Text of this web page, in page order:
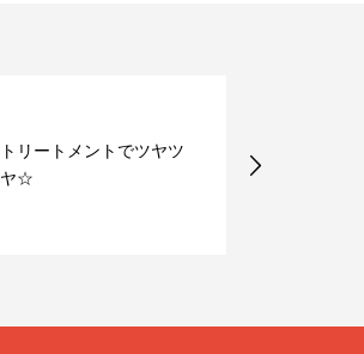
トリートメントでツヤツ
ヤ☆